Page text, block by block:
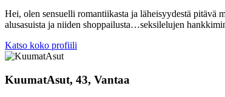
Hei, olen sensuelli romantiikasta ja läheisyydestä pitävä
alusasuista ja niiden shoppailusta…seksilelujen
Katso koko profiili
KuumatAsut, 43, Vantaa